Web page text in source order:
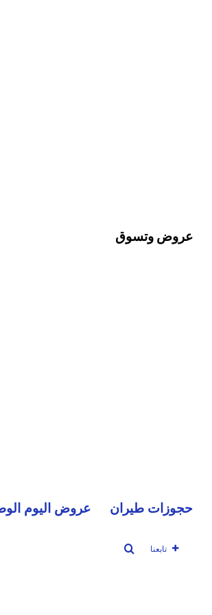
عروض وتسوق
حجوزات طيران عروض اليوم
تابعنا بحث عن